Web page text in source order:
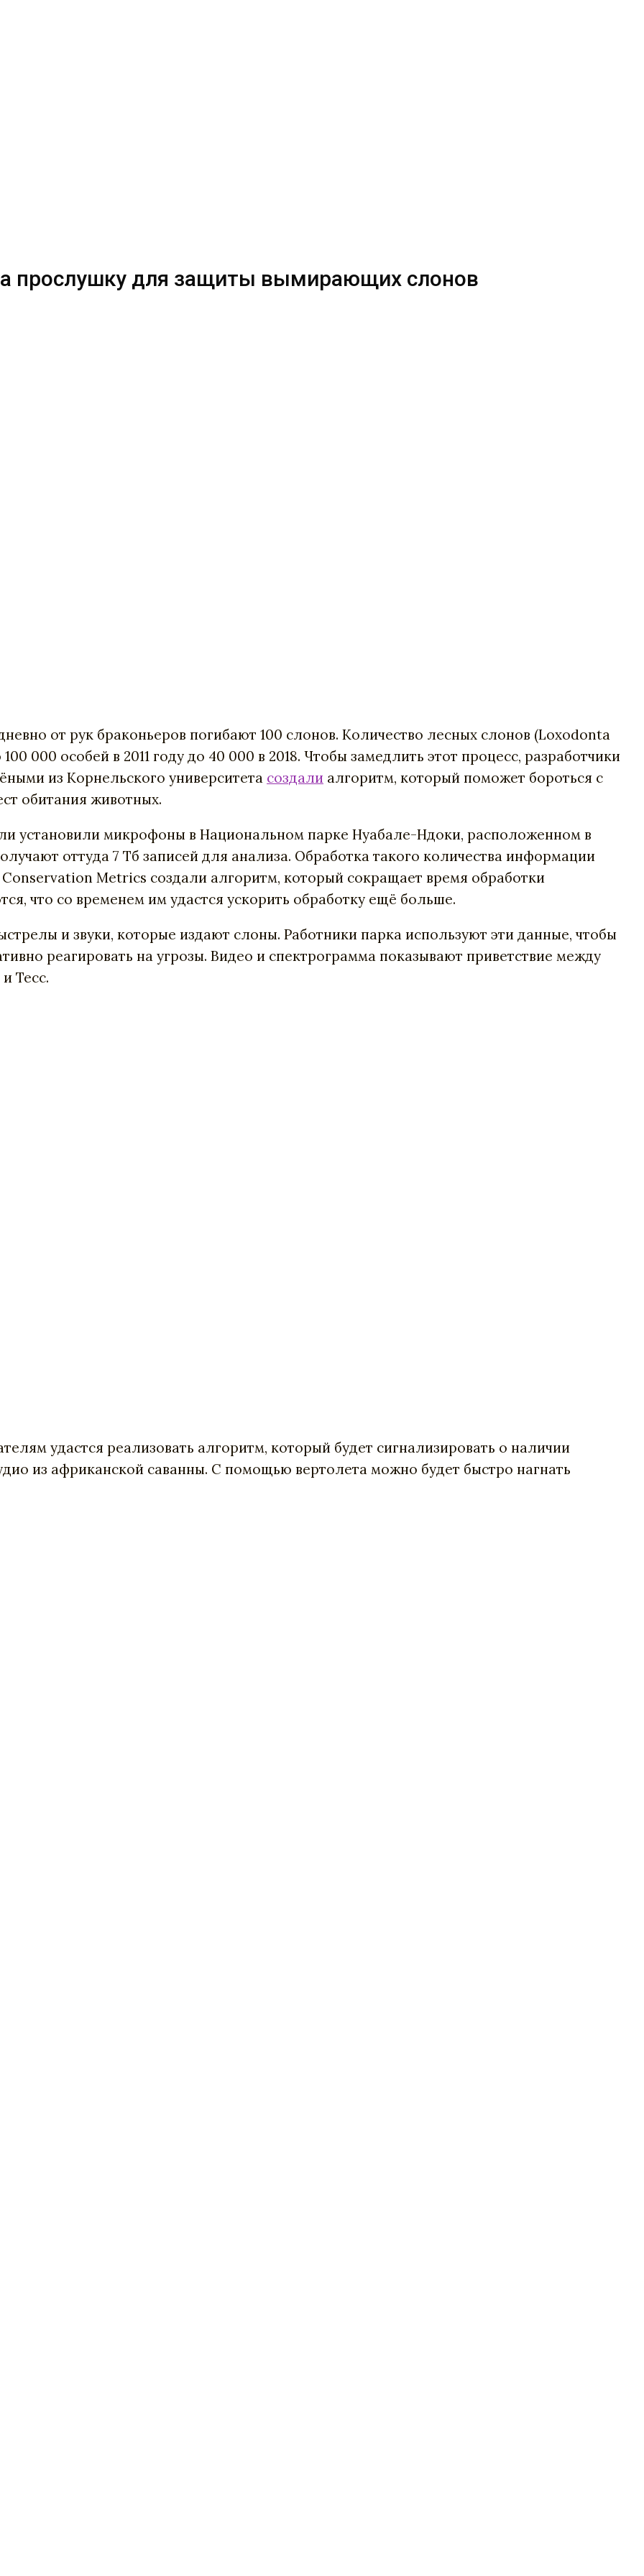
прослушку для защиты вымирающих слонов
от рук браконьеров погибают 100 слонов. Количество лесных слонов (Loxodonta
000 особей в 2011 году до 40 000 в 2018. Чтобы замедлить этот процесс, разработчики
из Корнельского университета создали алгоритм, который поможет бороться с
обитания животных.
установили микрофоны в Национальном парке Нуабале-Ндоки, расположенном в
оттуда 7 Тб записей для анализа. Обработка такого количества информации
Metrics создали алгоритм, который сокращает время обработки
что со временем им удастся ускорить обработку ещё больше.
и звуки, которые издают слоны. Работники парка используют эти данные, чтобы
реагировать на угрозы. Видео и спектрограмма показывают приветствие между
Тесс.
удастся реализовать алгоритм, который будет сигнализировать о наличии
из африканской саванны. С помощью вертолета можно будет быстро нагнать